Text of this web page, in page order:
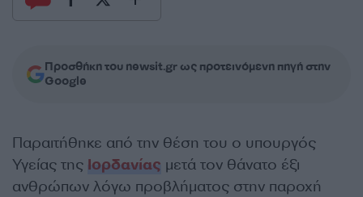
Προσθήκη του newsit.gr ως προτεινόμενη πηγή στην
Google
Παραιτήθηκε από την θέση του ο υπουργός
Υγείας της Ιορδανίας μετά τον θάνατο έξι
ανθρώπων λόγω προβλήματος στην παροχή